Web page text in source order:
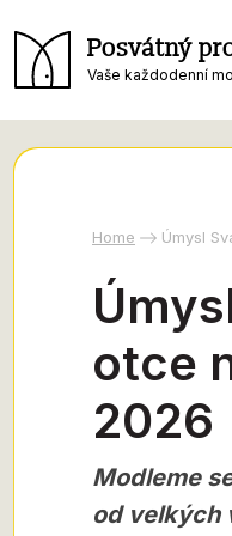
Posvátný
Vaše každodenní
Home Úmysl
otce
2026
Modleme
od velkých